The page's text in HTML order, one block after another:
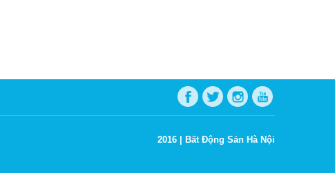
2016 | Bất Động Sản Hà Nội